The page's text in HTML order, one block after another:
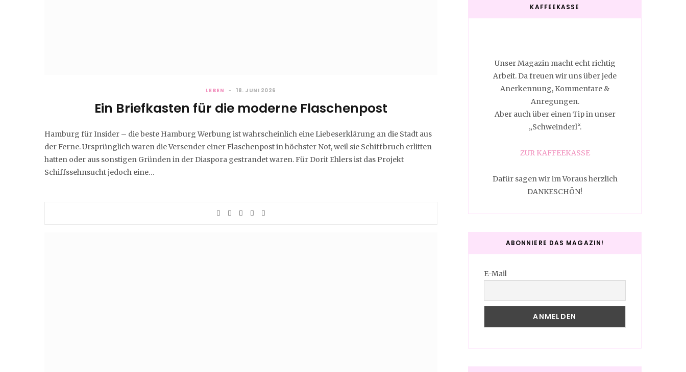
LEBEN 18. JUNI 2026
Ein Briefkasten für die moderne Flaschenpost
Hamburg für Insider – die beste Hamburg Werbung ist wahrscheinlich eine Liebeserklärung an die Stadt aus
der Ferne. Ursprünglich waren die Versender einer Flaschenpost in höchster Not, weil sie Schiffbruch erlitten
hatten oder aus sonstigen Gründen in der Diaspora gestrandet waren. Für Dorit Ehlers ist das Projekt
Schiffssehnsucht jedoch eine…
KAFFEEKASSE
Unser Magazin macht echt richtig
Arbeit. Da freuen wir uns über jede
Anerkennung, Kommentare &
Anregungen.
Aber auch über einen Tip in unser
„Schweinderl“.
ZUR KAFFEEKASSE
Dafür sagen wir im Voraus herzlich
DANKESCHÖN!
ABONNIERE DAS MAGAZIN!
E-Mail